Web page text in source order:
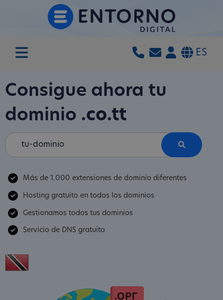
ES
Consigue ahora tu
dominio .co.tt
Más de 1.000 extensiones de dominio diferentes
Hosting gratuito en todos los dominios
Gestionamos todos tus dominios
Servicio de DNS gratuito